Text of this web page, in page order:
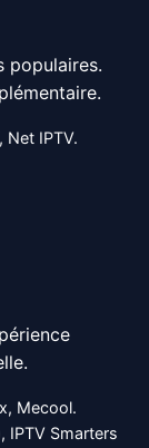
populaires.
Net IPTV.
Mecool.
IPTV Smarters